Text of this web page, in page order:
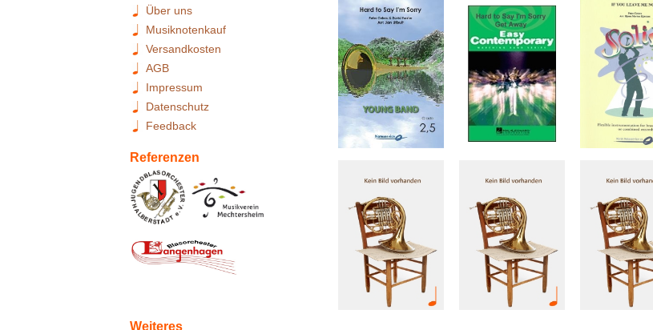
Über uns
Musiknotenkauf
Versandkosten
AGB
Impressum
Datenschutz
Feedback
Referenzen
Weiteres